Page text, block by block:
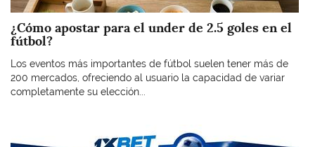
¿Cómo apostar para el under de 2.5 goles en el
fútbol?
Los eventos más importantes de fútbol suelen tener más de
200 mercados, ofreciendo al usuario la capacidad de variar
completamente su elección...